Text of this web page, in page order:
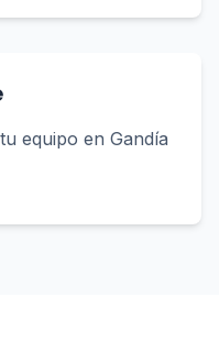
equipo en Gandía